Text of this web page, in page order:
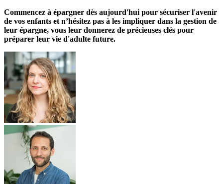
Commencez à épargner dès aujourd'hui pour sécuriser l'avenir
de vos enfants et n’hésitez pas à les impliquer dans la gestion de
leur épargne, vous leur donnerez de précieuses clés pour
préparer leur vie d'adulte future.